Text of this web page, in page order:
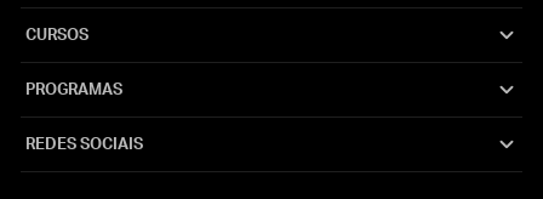
CURSOS
PROGRAMAS
REDES SOCIAIS